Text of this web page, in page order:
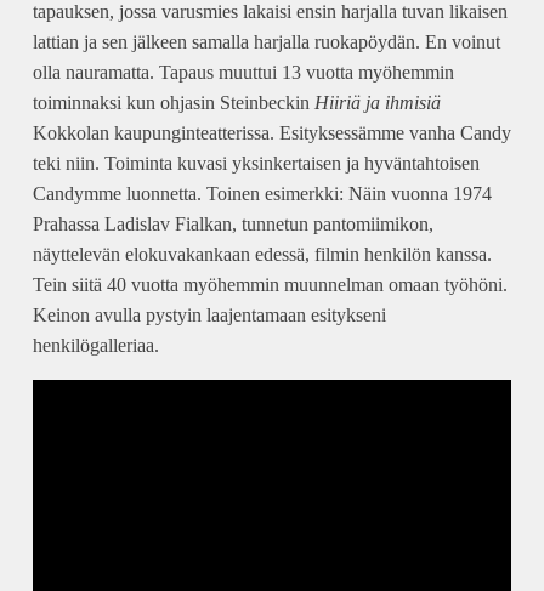
tapauksen, jossa varusmies lakaisi ensin harjalla tuvan likaisen
lattian ja sen jälkeen samalla harjalla ruokapöydän. En voinut
olla nauramatta. Tapaus muuttui 13 vuotta myöhemmin
toiminnaksi kun ohjasin Steinbeckin Hiiriä ja ihmisiä
Kokkolan kaupunginteatterissa. Esityksessämme vanha Candy
teki niin. Toiminta kuvasi yksinkertaisen ja hyväntahtoisen
Candymme luonnetta. Toinen esimerkki: Näin vuonna 1974
Prahassa Ladislav Fialkan, tunnetun pantomiimikon,
näyttelevän elokuvakankaan edessä, filmin henkilön kanssa.
Tein siitä 40 vuotta myöhemmin muunnelman omaan työhöni.
Keinon avulla pystyin laajentamaan esitykseni
henkilögalleriaa.